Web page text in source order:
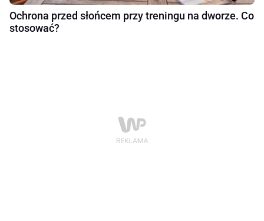
Ochrona przed słońcem przy treningu na dworze. Co
stosować?